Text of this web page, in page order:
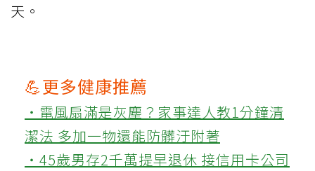
天。
💪更多健康推薦
‧電風扇滿是灰塵？家事達人教1分鐘清
潔法 多加一物還能防髒汙附著
‧45歲男存2千萬提早退休 接信用卡公司